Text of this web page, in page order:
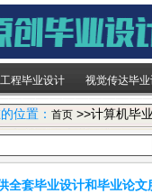
程毕业设计 视觉传达毕
位置： 首页 >>计算机毕
全套毕业设计和毕业论文